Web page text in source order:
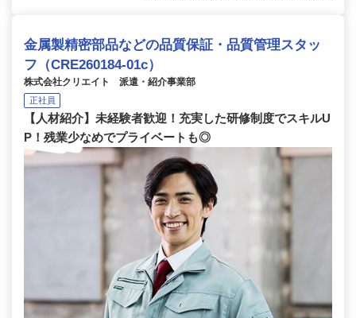
金属製精密部品などの品質保証・品質管理スタッ
フ（CRE260184-01c）
株式会社クリエイト 派遣・紹介事業部
正社員
【人材紹介】未経験者歓迎！充実した研修制度でスキルU
P！残業少なめでプライベートも◎